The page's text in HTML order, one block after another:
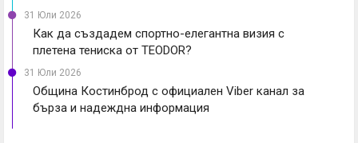
31 Юли 2026
Как да създадем спортно-елегантна визия с
плетена тениска от TEODOR?
31 Юли 2026
Община Костинброд с официален Viber канал за
бърза и надеждна информация